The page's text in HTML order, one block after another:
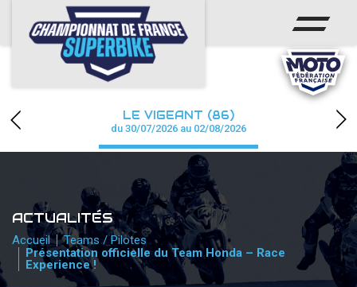
ACCUEIL
CHAMPIONNAT
CALENDRIER
PHOTOS / WEB TV
PARTENAIRES
PRESSE
LE VIGEANT (86)
du 30/07/2026 au 02/08/2026
ACTUALITÉS
Accueil
Teams / Pilotes
Présentation officielle du Team Honda – Race
Experience !